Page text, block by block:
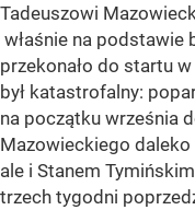
Tadeuszowi
właśnie na
przekonało do startu
był katastrofalny:
na początku września
Mazowieckiego daleko
ale i Stanem
trzech tygodni